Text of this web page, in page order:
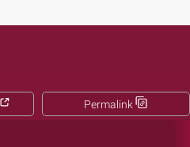
Permalink